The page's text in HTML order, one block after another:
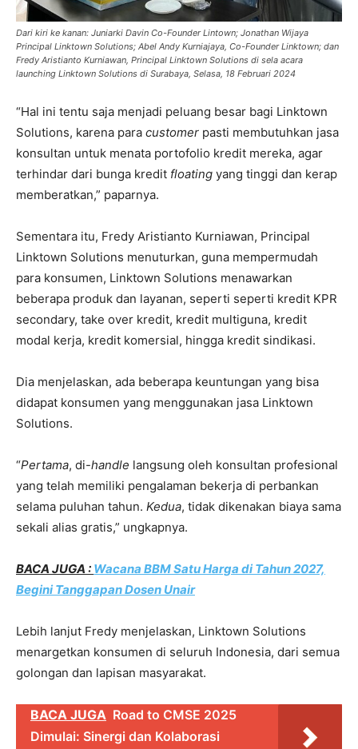
Dari kiri ke kanan: Juniarki Davin Co-Founder Lintown; Jonathan Wijaya
Principal Linktown Solutions; Abel Andy Kurniajaya, Co-Founder Linktown; dan
Fredy Aristianto Kurniawan, Principal Linktown Solutions di sela acara
launching Linktown Solutions di Surabaya, Selasa, 18 Februari 2024
“Hal ini tentu saja menjadi peluang besar bagi Linktown
Solutions, karena para customer pasti membutuhkan jasa
konsultan untuk menata portofolio kredit mereka, agar
terhindar dari bunga kredit floating yang tinggi dan kerap
memberatkan,” paparnya.
Sementara itu, Fredy Aristianto Kurniawan, Principal
Linktown Solutions menuturkan, guna mempermudah
para konsumen, Linktown Solutions menawarkan
beberapa produk dan layanan, seperti seperti kredit KPR
secondary, take over kredit, kredit multiguna, kredit
modal kerja, kredit komersial, hingga kredit sindikasi.
Dia menjelaskan, ada beberapa keuntungan yang bisa
didapat konsumen yang menggunakan jasa Linktown
Solutions.
“Pertama, di-handle langsung oleh konsultan profesional
yang telah memiliki pengalaman bekerja di perbankan
selama puluhan tahun. Kedua, tidak dikenakan biaya sama
sekali alias gratis,” ungkapnya.
BACA JUGA : Wacana BBM Satu Harga di Tahun 2027,
Begini Tanggapan Dosen Unair
Lebih lanjut Fredy menjelaskan, Linktown Solutions
menargetkan konsumen di seluruh Indonesia, dari semua
golongan dan lapisan masyarakat.
BACA JUGA Road to CMSE 2025
Dimulai: Sinergi dan Kolaborasi